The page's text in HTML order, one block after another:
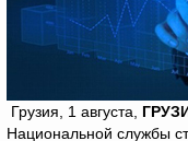
Грузия, 1 августа,
Национальной службы